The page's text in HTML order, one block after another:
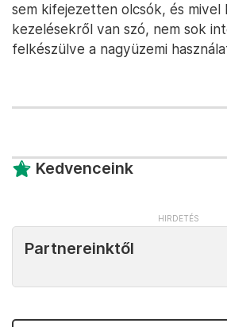
sem kifejezetten olcsók, és mivel
kezelésekről van szó, nem sok
felkészülve a nagyüzemi
Kedvenceink
Partnereinktől